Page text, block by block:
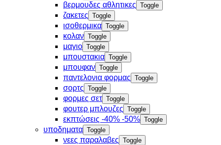
βερμουδες αθλητικες Toggle
ζακετες Toggle
ισοθερμικα Toggle
κολαν Toggle
μαγιο Toggle
μπουστακια Toggle
μπουφαν Toggle
παντελονια φορμας Toggle
σορτς Toggle
φορμες σετ Toggle
φουτερ μπλουζες Toggle
εκπτώσεις -40% -50% Toggle
υποδηματα Toggle
νεες παραλαβες Toggle